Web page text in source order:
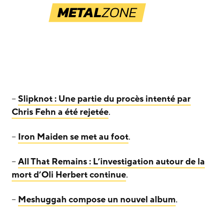
– Slipknot : Une partie du procès intenté par
Chris Fehn a été rejetée.
– Iron Maiden se met au foot.
– All That Remains : L’investigation autour de la
mort d’Oli Herbert continue.
– Meshuggah compose un nouvel album.